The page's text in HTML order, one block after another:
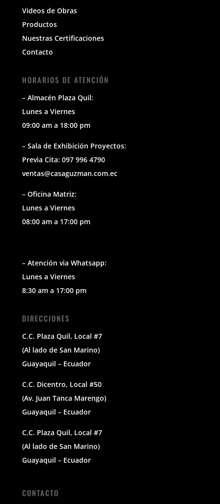
Videos de Obras
Productos
Nuestras Certificaciones
Contacto
HORARIOS DE ATENCIÓN
– Almacén Plaza Quil:
Lunes a Viernes
09:00 am a 18:00 pm
– Sala de Exhibición Proyectos:
Previa Cita: 097 996 4790
ventas@casaguzman.com.ec
– Oficina Matriz:
Lunes a Viernes
08:00 am a 17:00 pm
– Atención via Whatsapp:
Lunes a Viernes
8:30 am a 17:00 pm
DIRECCIONES
C.C. Plaza Quil, Local #7
(Al lado de San Marino)
Guayaquil – Ecuador
C.C. Dicentro, Local #50
(Av. Juan Tanca Marengo)
Guayaquil – Ecuador
C.C. Plaza Quil, Local #7
(Al lado de San Marino)
Guayaquil – Ecuador
CONTACTO